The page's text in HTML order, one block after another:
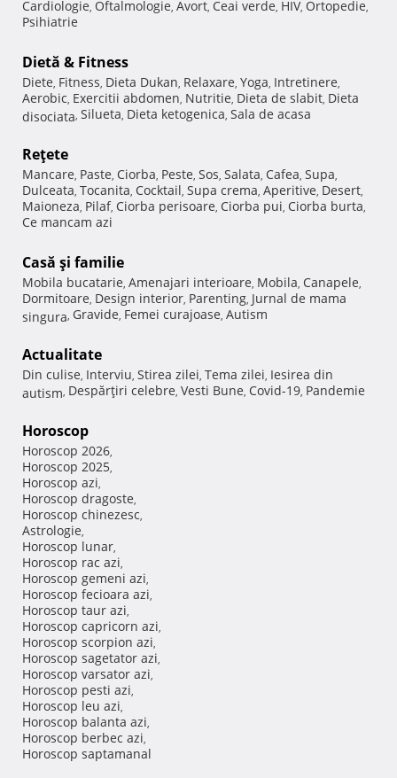
Cardiologie, Oftalmologie, Avort, Ceai verde, HIV, Ortopedie,
Psihiatrie
Dietă & Fitness
Diete, Fitness, Dieta Dukan, Relaxare, Yoga, Intretinere,
Aerobic, Exercitii abdomen, Nutritie, Dieta de slabit, Dieta
disociata, Silueta, Dieta ketogenica, Sala de acasa
Reţete
Mancare, Paste, Ciorba, Peste, Sos, Salata, Cafea, Supa,
Dulceata, Tocanita, Cocktail, Supa crema, Aperitive, Desert,
Maioneza, Pilaf, Ciorba perisoare, Ciorba pui, Ciorba burta,
Ce mancam azi
Casă şi familie
Mobila bucatarie, Amenajari interioare, Mobila, Canapele,
Dormitoare, Design interior, Parenting, Jurnal de mama
singura, Gravide, Femei curajoase, Autism
Actualitate
Din culise, Interviu, Stirea zilei, Tema zilei, Iesirea din
autism, Despărţiri celebre, Vesti Bune, Covid-19, Pandemie
Horoscop
Horoscop 2026,
Horoscop 2025,
Horoscop azi,
Horoscop dragoste,
Horoscop chinezesc,
Astrologie,
Horoscop lunar,
Horoscop rac azi,
Horoscop gemeni azi,
Horoscop fecioara azi,
Horoscop taur azi,
Horoscop capricorn azi,
Horoscop scorpion azi,
Horoscop sagetator azi,
Horoscop varsator azi,
Horoscop pesti azi,
Horoscop leu azi,
Horoscop balanta azi,
Horoscop berbec azi,
Horoscop saptamanal